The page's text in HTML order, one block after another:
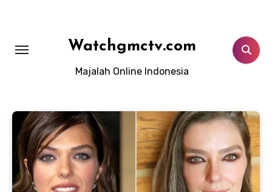
Watchgmctv.com
Majalah Online Indonesia